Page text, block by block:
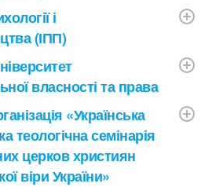
і
(ІПП)
власності та права
«Українська
теологічна семінарія
церков християн
віри України»